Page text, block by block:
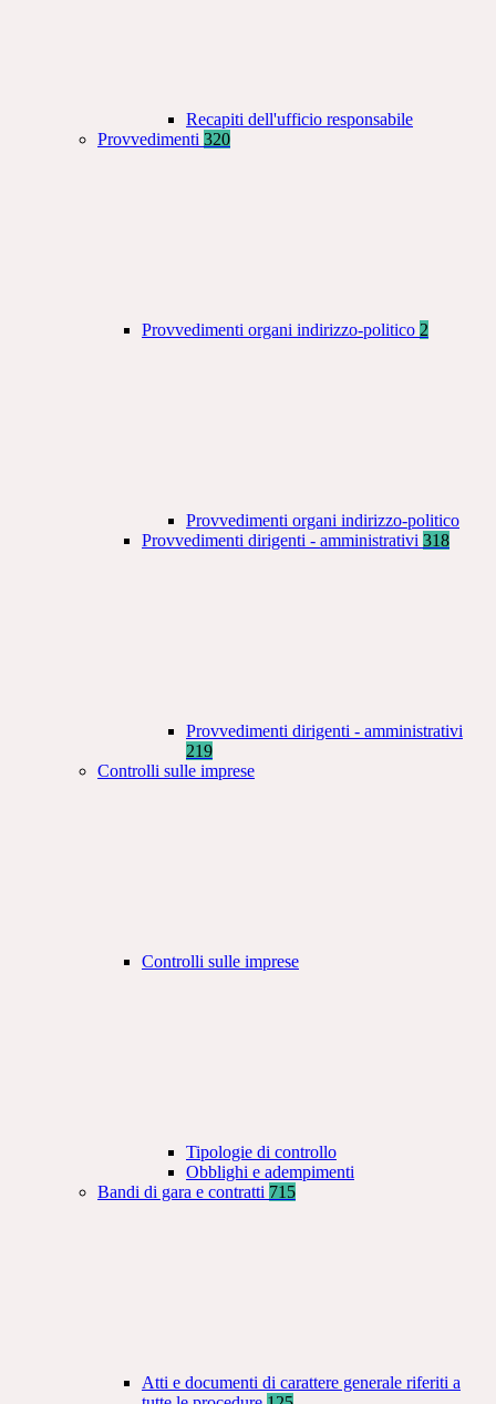
Recapiti dell'ufficio responsabile
Provvedimenti 320
Provvedimenti organi indirizzo-politico 2
Provvedimenti organi indirizzo-politico
Provvedimenti dirigenti - amministrativi 318
Provvedimenti dirigenti - amministrativi
219
Controlli sulle imprese
Controlli sulle imprese
Tipologie di controllo
Obblighi e adempimenti
Bandi di gara e contratti 715
Atti e documenti di carattere generale riferiti a